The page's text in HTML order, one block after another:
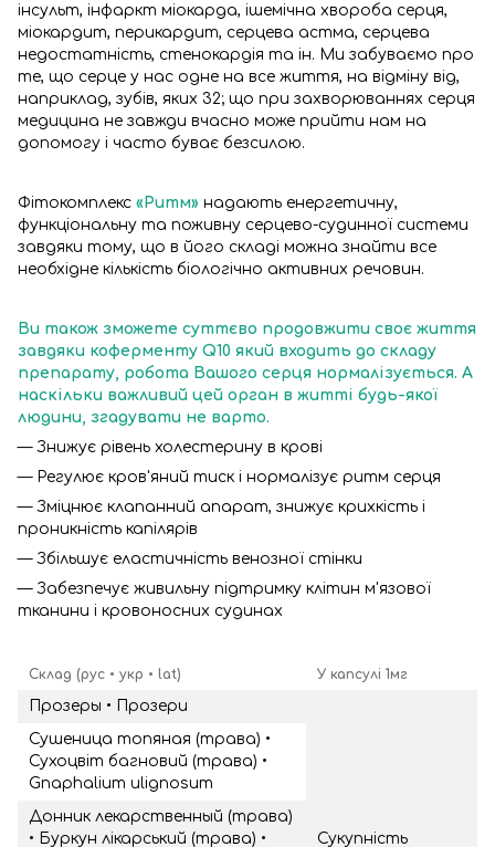
інсульт, інфаркт міокарда, ішемічна хвороба серця,
міокардит, перикардит, серцева астма, серцева
недостатність, стенокардія та ін. Ми забуваємо про
те, що серце у нас одне на все життя, на відміну від,
наприклад, зубів, яких 32; що при захворюваннях серця
медицина не завжди вчасно може прийти нам на
допомогу і часто буває безсилою.
Фітокомплекс «Ритм» надають енергетичну,
функціональну та поживну серцево-судинної системи
завдяки тому, що в його складі можна знайти все
необхідне кількість біологічно активних речовин.
Ви також зможете суттєво продовжити своє життя
завдяки коферменту Q10 який входить до складу
препарату, робота Вашого серця нормалізується. А
наскільки важливий цей орган в житті будь-якої
людини, згадувати не варто.
— Знижує рівень холестерину в крові
— Регулює кров'яний тиск і нормалізує ритм серця
— Зміцнює клапанний апарат, знижує крихкість і
проникність капілярів
— Збільшує еластичність венозної стінки
— Забезпечує живильну підтримку клітин м'язової
тканини і кровоносних судинах
Склад (рус • укр • lat) У капсулі 1мг
Прозеры • Прозери
Сукупність
Сушеница топяная (трава) •
Сухоцвіт багновий (трава) •
Gnaphalium ulignosum
Донник лекарственный (трава)
• Буркун лікарський (трава) •